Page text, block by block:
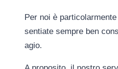
Per noi è
sentiate sempre ben
agio.